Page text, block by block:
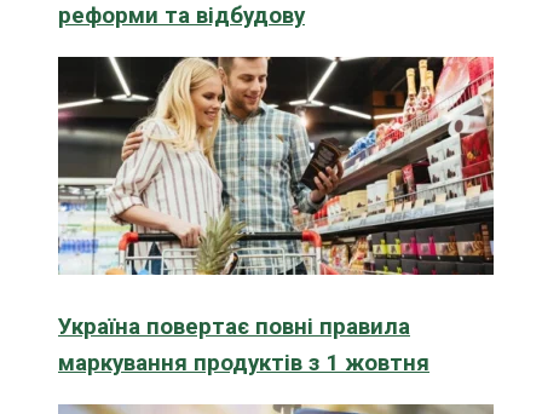
реформи та відбудову
Україна повертає повні правила
маркування продуктів з 1 жовтня